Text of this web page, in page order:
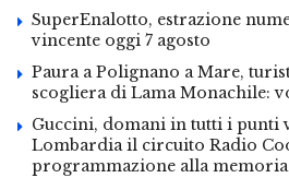
SuperEnalotto, estrazione
vincente oggi 7 agosto
Paura a Polignano a Mare,
scogliera di Lama Monachile:
Guccini, domani in tutti i punti
Lombardia il circuito Radio
programmazione alla memoria